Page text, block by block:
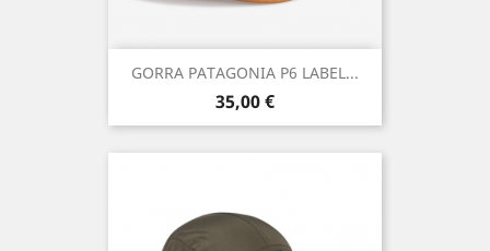
GORRA PATAGONIA P6 LABEL...
Precio
35,00 €